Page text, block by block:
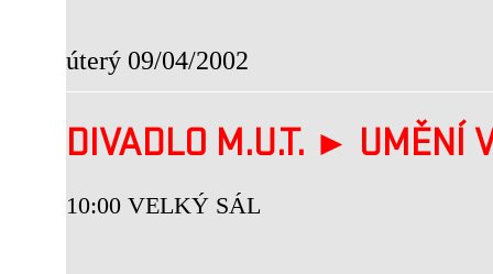
úterý 09/04/2002
DIVADLO M.U.T. ►
10:00 VELKÝ SÁL